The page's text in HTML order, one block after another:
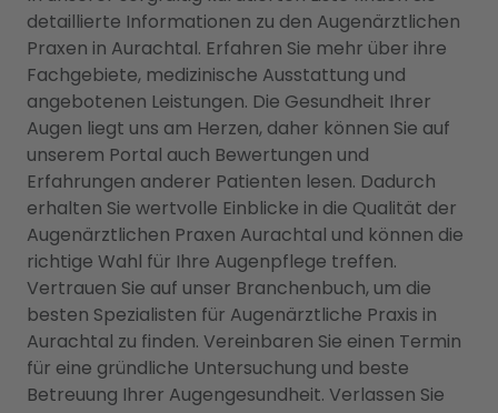
detaillierte Informationen zu den Augenärztlichen
Praxen in Aurachtal. Erfahren Sie mehr über ihre
Fachgebiete, medizinische Ausstattung und
angebotenen Leistungen. Die Gesundheit Ihrer
Augen liegt uns am Herzen, daher können Sie auf
unserem Portal auch Bewertungen und
Erfahrungen anderer Patienten lesen. Dadurch
erhalten Sie wertvolle Einblicke in die Qualität der
Augenärztlichen Praxen Aurachtal und können die
richtige Wahl für Ihre Augenpflege treffen.
Vertrauen Sie auf unser Branchenbuch, um die
besten Spezialisten für Augenärztliche Praxis in
Aurachtal zu finden. Vereinbaren Sie einen Termin
für eine gründliche Untersuchung und beste
Betreuung Ihrer Augengesundheit. Verlassen Sie